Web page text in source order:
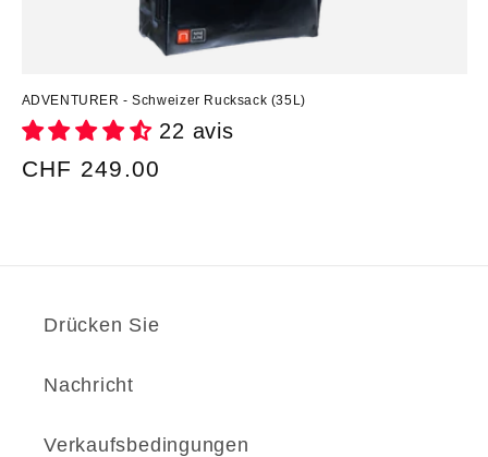
ADVENTURER - Schweizer Rucksack (35L)
22 avis
Normaler
CHF 249.00
Drücken Sie
Nachricht
Verkaufsbedingungen